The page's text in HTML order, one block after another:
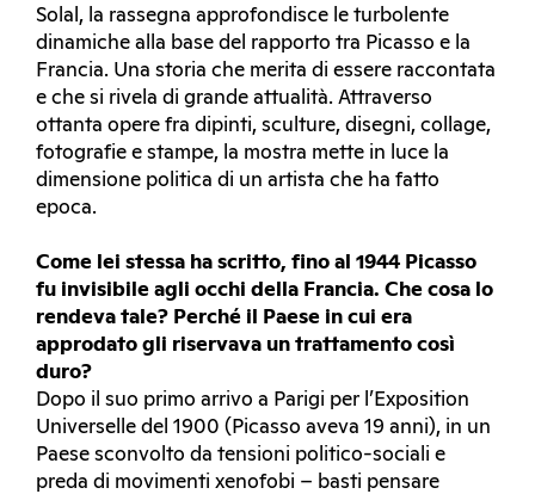
Solal, la rassegna approfondisce le turbolente
dinamiche alla base del rapporto tra Picasso e la
Francia. Una storia che merita di essere raccontata
e che si rivela di grande attualità. Attraverso
ottanta opere fra dipinti, sculture, disegni, collage,
fotografie e stampe, la mostra mette in luce la
dimensione politica di un artista che ha fatto
epoca.
Come lei stessa ha scritto, fino al 1944 Picasso
fu invisibile agli occhi della Francia. Che cosa lo
rendeva tale? Perché il Paese in cui era
approdato gli riservava un trattamento così
duro?
Dopo il suo primo arrivo a Parigi per l’Exposition
Universelle del 1900 (Picasso aveva 19 anni), in un
Paese sconvolto da tensioni politico-sociali e
preda di movimenti xenofobi – basti pensare